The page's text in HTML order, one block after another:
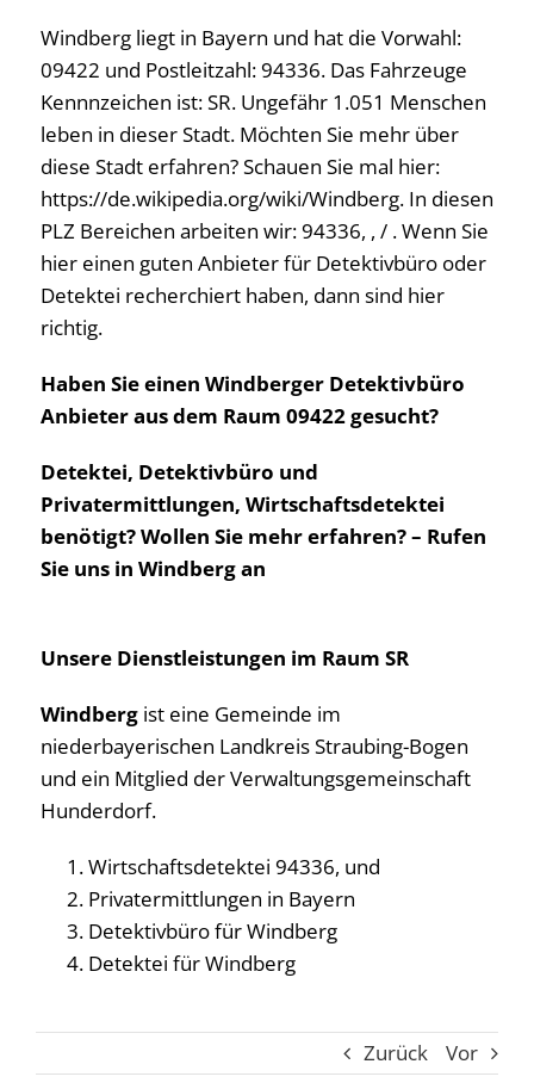
Windberg liegt in Bayern und hat die Vorwahl:
09422 und Postleitzahl: 94336. Das Fahrzeuge
Kennnzeichen ist: SR. Ungefähr 1.051 Menschen
leben in dieser Stadt. Möchten Sie mehr über
diese Stadt erfahren? Schauen Sie mal hier:
https://de.wikipedia.org/wiki/Windberg. In diesen
PLZ Bereichen arbeiten wir: 94336, , / . Wenn Sie
hier einen guten Anbieter für Detektivbüro oder
Detektei recherchiert haben, dann sind hier
richtig.
Haben Sie einen Windberger Detektivbüro
Anbieter aus dem Raum 09422 gesucht?
Detektei, Detektivbüro und
Privatermittlungen, Wirtschaftsdetektei
benötigt? Wollen Sie mehr erfahren? – Rufen
Sie uns in Windberg an
Unsere Dienstleistungen im Raum SR
Windberg ist eine Gemeinde im
niederbayerischen Landkreis Straubing-Bogen
und ein Mitglied der Verwaltungsgemeinschaft
Hunderdorf.
Wirtschaftsdetektei 94336, und
Privatermittlungen in Bayern
Detektivbüro für Windberg
Detektei für Windberg
Zurück Vor